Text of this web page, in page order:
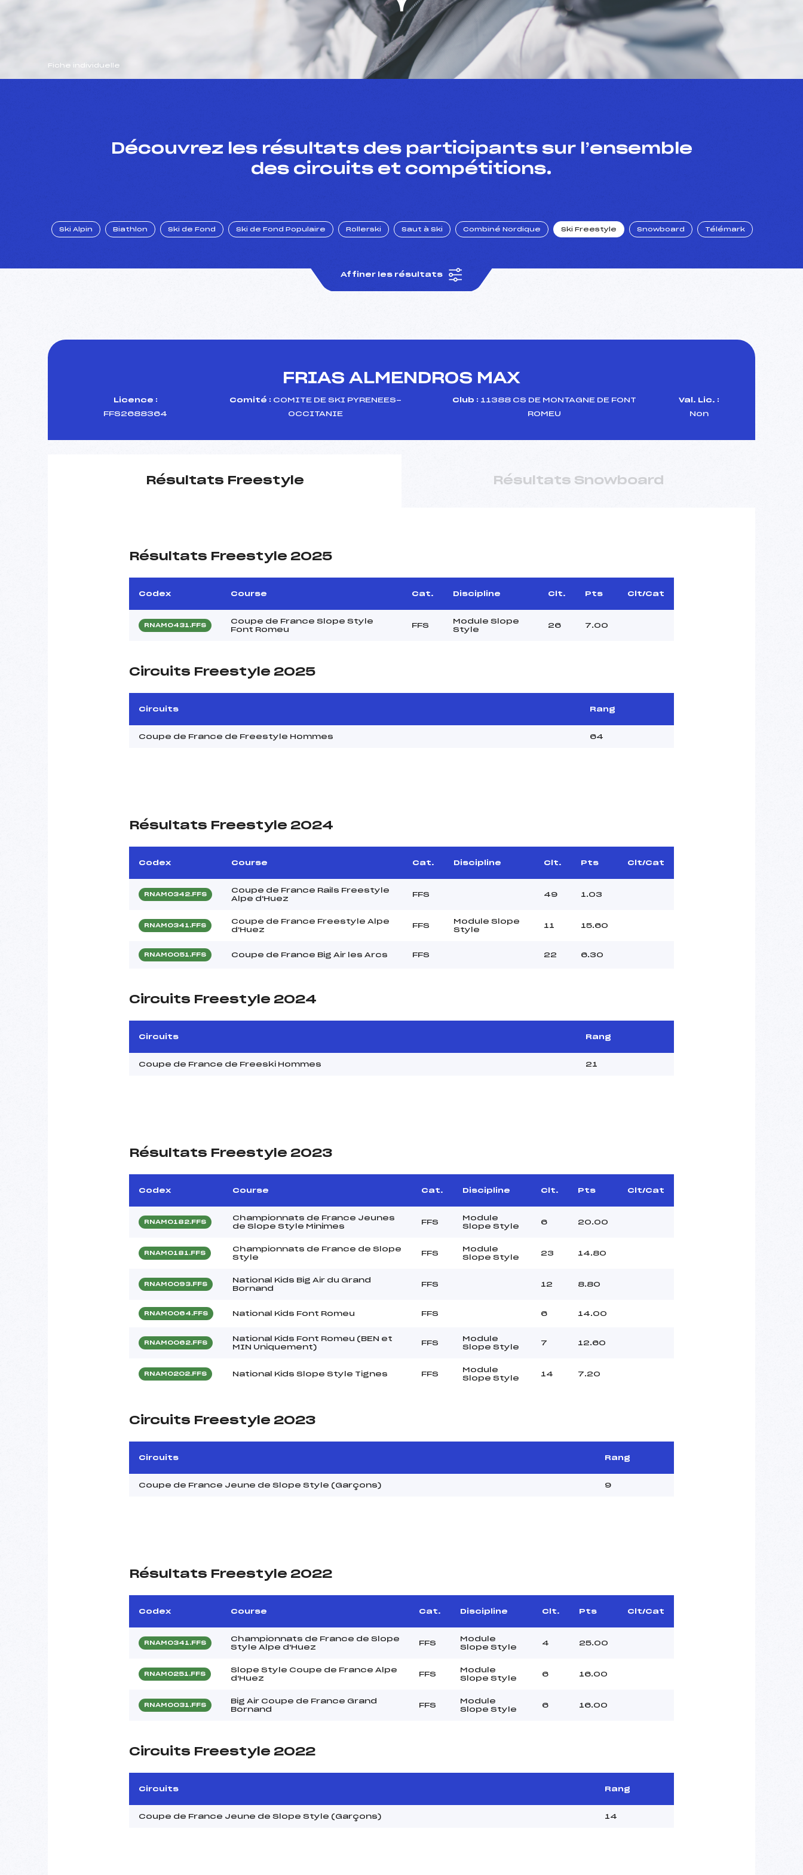
Fiche individuelle
Découvrez les résultats des participants sur l’ensemble
des circuits et compétitions.
Ski Alpin Biathlon Ski de Fond Ski de Fond Populaire Rollerski Saut à Ski Combiné Nordique Ski Freestyle Snowboard Télémark
Affiner les résultats
FRIAS ALMENDROS MAX
Licence :
FFS2688364
Comité : COMITE DE SKI PYRENEES-
OCCITANIE
Club : 11388 CS DE MONTAGNE DE FONT
ROMEU
Val. Lic. :
Non
Résultats Freestyle Résultats Snowboard
Résultats Freestyle 2025
Codex Course Cat. Discipline Clt. Pts Clt/Cat
RNAM0431.FFS
Coupe de France Slope Style
Font Romeu
FFS
Module Slope
Style
26 7.00
Circuits Freestyle 2025
Circuits Rang
Coupe de France de Freestyle Hommes 64
Résultats Freestyle 2024
Codex Course Cat. Discipline Clt. Pts Clt/Cat
RNAM0342.FFS
Coupe de France Rails Freestyle
Alpe d'Huez
FFS 49 1.03
RNAM0341.FFS
Coupe de France Freestyle Alpe
d'Huez
FFS
Module Slope
Style
11 15.60
RNAM0051.FFS Coupe de France Big Air les Arcs FFS 22 6.30
Circuits Freestyle 2024
Circuits Rang
Coupe de France de Freeski Hommes 21
Résultats Freestyle 2023
Codex Course Cat. Discipline Clt. Pts Clt/Cat
RNAM0182.FFS
Championnats de France Jeunes
de Slope Style Minimes
FFS
Module
Slope Style
6 20.00
RNAM0181.FFS
Championnats de France de Slope
Style
FFS
Module
Slope Style
23 14.80
RNAM0093.FFS
National Kids Big Air du Grand
Bornand
FFS 12 8.80
RNAM0064.FFS National Kids Font Romeu FFS 6 14.00
RNAM0062.FFS
National Kids Font Romeu (BEN et
MIN Uniquement)
FFS
Module
Slope Style
7 12.60
RNAM0202.FFS National Kids Slope Style Tignes FFS
Module
Slope Style
14 7.20
Circuits Freestyle 2023
Circuits Rang
Coupe de France Jeune de Slope Style (Garçons) 9
Résultats Freestyle 2022
Codex Course Cat. Discipline Clt. Pts Clt/Cat
RNAM0341.FFS
Championnats de France de Slope
Style Alpe d'Huez
FFS
Module
Slope Style
4 25.00
RNAM0251.FFS
Slope Style Coupe de France Alpe
d'Huez
FFS
Module
Slope Style
6 16.00
RNAM0031.FFS
Big Air Coupe de France Grand
Bornand
FFS
Module
Slope Style
6 16.00
Circuits Freestyle 2022
Circuits Rang
Coupe de France Jeune de Slope Style (Garçons) 14